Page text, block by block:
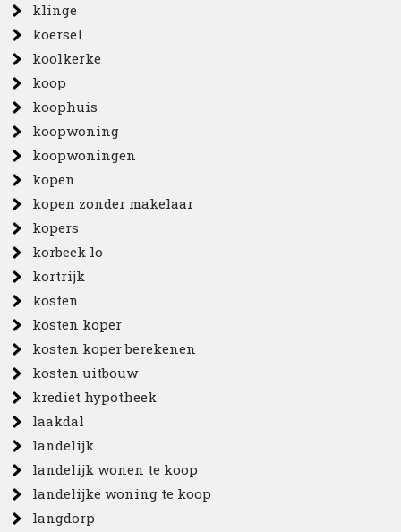
klinge
koersel
koolkerke
koop
koophuis
koopwoning
koopwoningen
kopen
kopen zonder makelaar
kopers
korbeek lo
kortrijk
kosten
kosten koper
kosten koper berekenen
kosten uitbouw
krediet hypotheek
laakdal
landelijk
landelijk wonen te koop
landelijke woning te koop
langdorp